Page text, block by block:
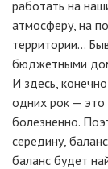
работать на
атмосферу, на
территории...
бюджетными
И здесь,
одних рок — это
болезненно.
середину,
баланс будет